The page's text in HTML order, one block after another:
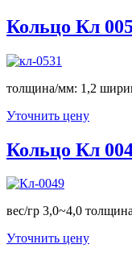
Кольцо Кл
толщина/мм: 1,2
Уточнить цену
Кольцо Кл
вес/гр 3,0~4,0
Уточнить цену